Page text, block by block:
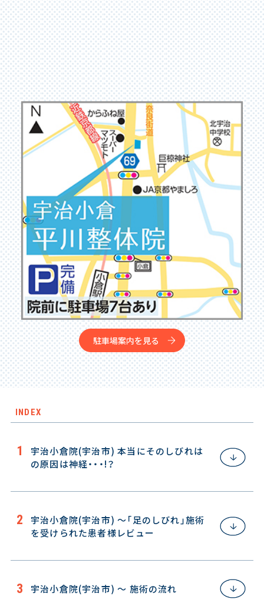
駐車場案内を見る
INDEX
宇治小倉院(宇治市) 本当にそのしびれは
の原因は神経・・・!？
宇治小倉院(宇治市) 〜「足のしびれ」施術
を受けられた患者様レビュー
宇治小倉院(宇治市) ～ 施術の流れ